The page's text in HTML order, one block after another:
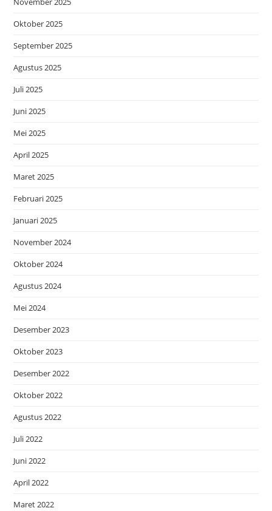
Oktober 2025
September 2025
Agustus 2025
Juli 2025
Juni 2025
Mei 2025
April 2025
Maret 2025
Februari 2025
Januari 2025
November 2024
Oktober 2024
Agustus 2024
Mei 2024
Desember 2023
Oktober 2023
Desember 2022
Oktober 2022
Agustus 2022
Juli 2022
Juni 2022
April 2022
Maret 2022